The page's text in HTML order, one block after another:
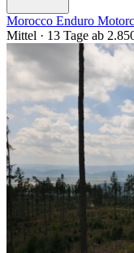
Morocco Enduro
Mittel · 13 Tage ab